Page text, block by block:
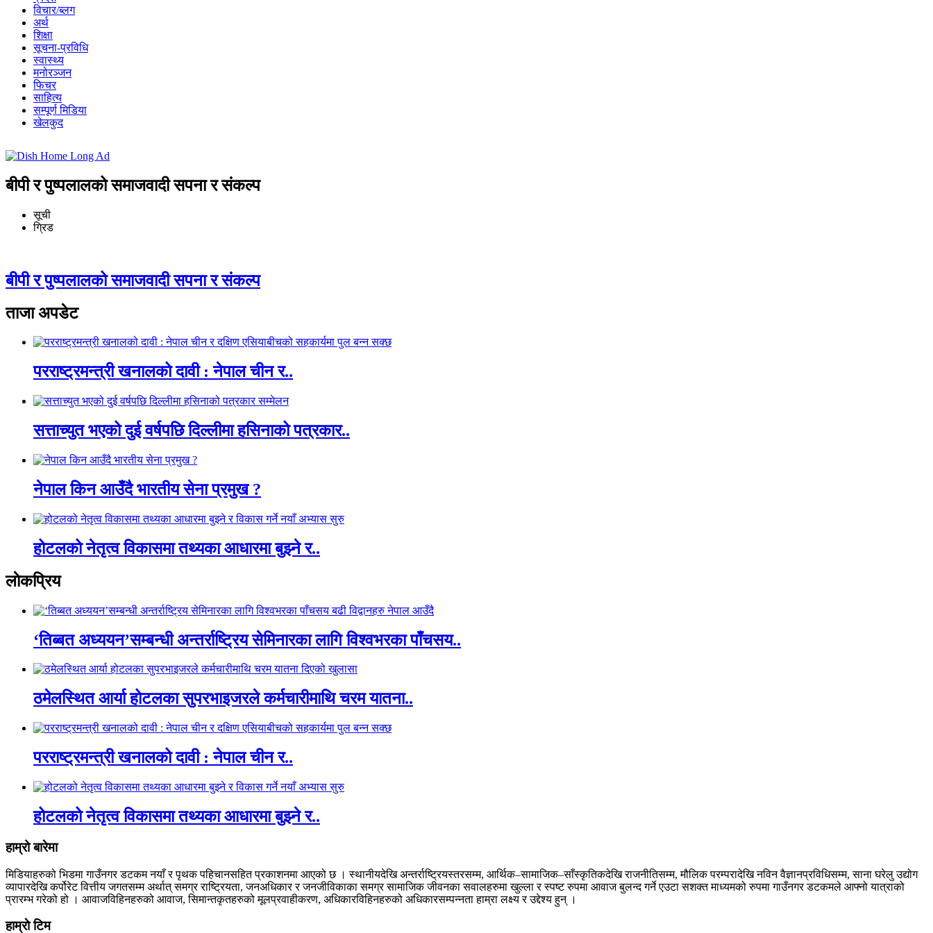
विचार/ब्लग
अर्थ
शिक्षा
सूचना-प्रविधि
स्वास्थ्य
मनोरञ्जन
फिचर
साहित्य
सम्पूर्ण मिडिया
खेलकुद
बीपी र पुष्पलालको समाजवादी सपना र संकल्प
सूची
ग्रिड
बीपी र पुष्पलालको समाजवादी सपना र संकल्प
ताजा अपडेट
परराष्ट्रमन्त्री खनालको दावी : नेपाल चीन र..
सत्ताच्युत भएको दुई वर्षपछि दिल्लीमा हसिनाको पत्रकार..
नेपाल किन आउँदै भारतीय सेना प्रमुख ?
होटलको नेतृत्व विकासमा तथ्यका आधारमा बुझ्ने र..
लाेकप्रिय
‘तिब्बत अध्ययन’सम्बन्धी अन्तर्राष्ट्रिय सेमिनारका लागि विश्वभरका पाँचसय..
ठमेलस्थित आर्या होटलका सुपरभाइजरले कर्मचारीमाथि चरम यातना..
परराष्ट्रमन्त्री खनालको दावी : नेपाल चीन र..
होटलको नेतृत्व विकासमा तथ्यका आधारमा बुझ्ने र..
हाम्रो बारेमा
मिडियाहरुको भिडमा गाउँनगर डटकम नयाँ र पृथक पहिचानसहित प्रकाशनमा आएको छ । स्थानीयदेखि अन्तर्राष्ट्रियस्तरसम्म, आर्थिक–सामाजिक–साँस्कृतिकदेखि राजनीतिसम्म, मौलिक परम्परादेखि नविन वैज्ञानप्रविधिसम्म, साना घरेलु उद्योग
व्यापारदेखि कर्पोरेट वित्तीय जगतसम्म अर्थात् समग्र राष्ट्रियता, जनअधिकार र जनजीविकाका समग्र सामाजिक जीवनका सवालहरुमा खुल्ला र स्पष्ट रुपमा आवाज बुलन्द गर्ने एउटा सशक्त माध्यमको रुपमा गाउँनगर डटकमले आफ्नो यात्राको
प्रारम्भ गरेको हो । आवाजविहिनहरुको आवाज, सिमान्तकृतहरुको मूलप्रवाहीकरण, अधिकारविहिनहरुको अधिकारसम्पन्नता हाम्रा लक्ष्य र उद्देश्य हुन् ।
हाम्राे टिम